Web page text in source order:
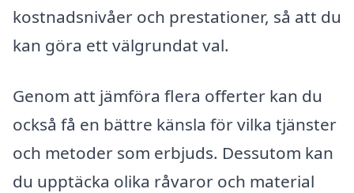
kostnadsnivåer och prestationer, så att du
kan göra ett välgrundat val.
Genom att jämföra flera offerter kan du
också få en bättre känsla för vilka tjänster
och metoder som erbjuds. Dessutom kan
du upptäcka olika råvaror och material